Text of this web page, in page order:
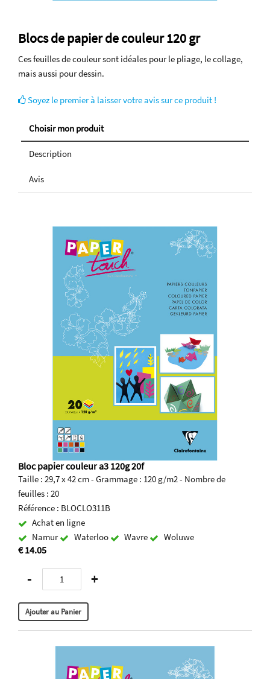
Blocs de papier de couleur 120 gr
Ces feuilles de couleur sont idéales pour le pliage, le collage,
mais aussi pour dessin.
Soyez le premier à laisser votre avis sur ce produit !
Choisir mon produit
Description
Avis
Bloc papier couleur a3 120g 20f
Taille : 29,7 x 42 cm - Grammage : 120 g/m2 - Nombre de
feuilles : 20
Référence : BLOCLO311B
Achat en ligne
Namur
Waterloo Wavre Woluwe
€ 14.05
- +